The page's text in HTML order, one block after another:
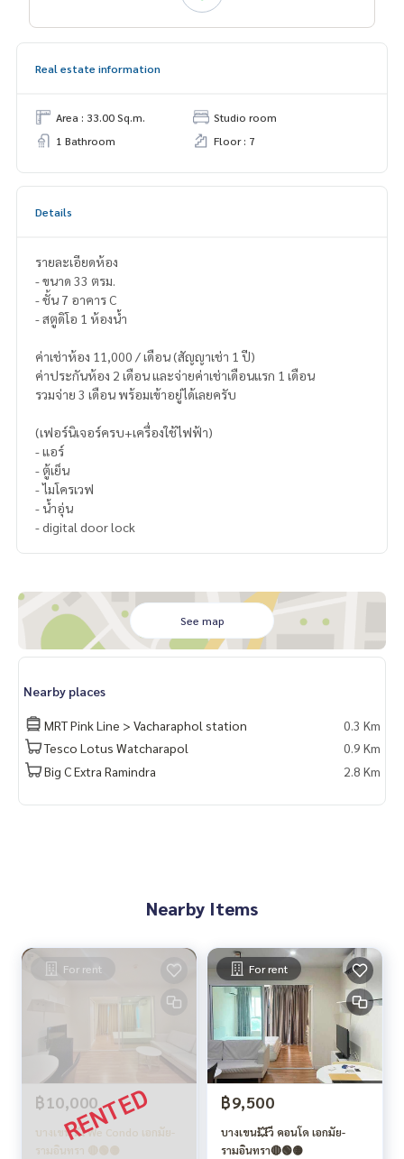
Real estate information
Area : 33.00 Sq.m.
Studio room
1 Bathroom
Floor : 7
Details
รายละเอียดห้อง
- ขนาด 33 ตรม.
- ชั้น 7 อาคาร C
- สตูดิโอ 1 ห้องน้ำ
ค่าเช่าห้อง 11,000 / เดือน (สัญญาเช่า 1 ปี)
ค่าประกันห้อง 2 เดือน และจ่ายค่าเช่าเดือนแรก 1 เดือน
รวมจ่าย 3 เดือน พร้อมเข้าอยู่ได้เลยครับ
(เฟอร์นิเจอร์ครบ+เครื่องใช้ไฟฟ้า)
- แอร์
- ตู้เย็น
- ไมโครเวฟ
- น้ำอุ่น
- digital door lock
See map
Nearby places
MRT Pink Line > Vacharaphol station
0.3 Km
Tesco Lotus Watcharapol
0.9 Km
Big C Extra Ramindra
2.8 Km
Nearby Items
For rent
฿10,000
บางเขน 💥 We Condo เอกมัย-
รามอินทรา 🔴🟢🟡
For rent
฿9,500
บางเขน💥วี คอนโด เอกมัย-
รามอินทรา🔴🟢🟡